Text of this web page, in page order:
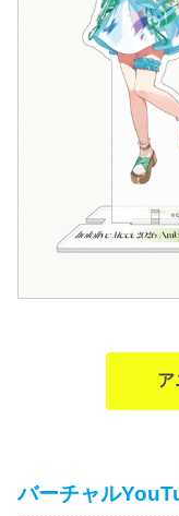
ア
バーチャル